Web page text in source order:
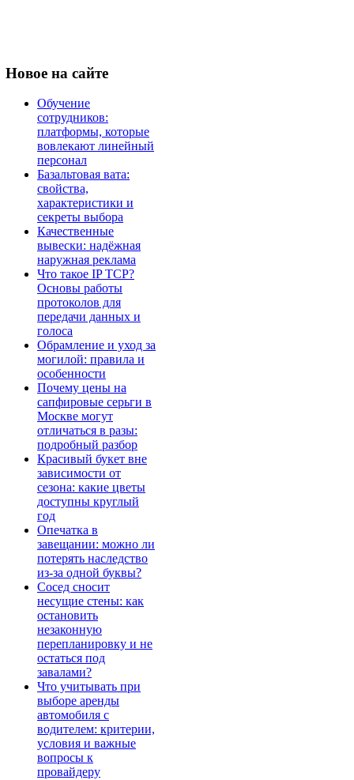
Новое на сайте
Обучение
сотрудников:
платформы, которые
вовлекают линейный
персонал
Базальтовая вата:
свойства,
характеристики и
секреты выбора
Качественные
вывески: надёжная
наружная реклама
Что такое IP TCP?
Основы работы
протоколов для
передачи данных и
голоса
Обрамление и уход за
могилой: правила и
особенности
Почему цены на
сапфировые серьги в
Москве могут
отличаться в разы:
подробный разбор
Красивый букет вне
зависимости от
сезона: какие цветы
доступны круглый
год
Опечатка в
завещании: можно ли
потерять наследство
из-за одной буквы?
Сосед сносит
несущие стены: как
остановить
незаконную
перепланировку и не
остаться под
завалами?
Что учитывать при
выборе аренды
автомобиля с
водителем: критерии,
условия и важные
вопросы к
провайдеру